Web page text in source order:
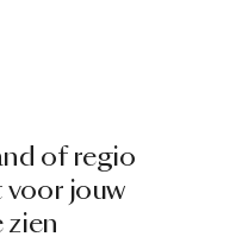
of regio
jouw